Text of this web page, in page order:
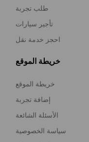
طلب تجربة
تأجير سيارات
احجز خدمة نقل
خريطة الموقع
خريطة الموقع
إضافة تجربة
الأسئلة الشائعة
سياسة الخصوصية